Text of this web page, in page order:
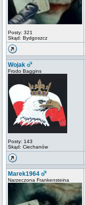
Posty: 321
Skąd: Bydgoszcz
Wojak
Frodo Baggins
Posty: 143
Skąd: Ciechanów
Marek1964
Narzeczona Frankensteina